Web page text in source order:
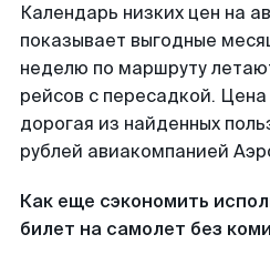
Календарь низких цен на
показывает выгодные
неделю по маршруту
рейсов с пересадкой.
дорогая из найденных
рублей авиакомпанией
Как еще сэкономить
билет на самолет без